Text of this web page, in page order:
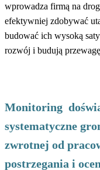
wprowadza firmą na
efektywniej zdobywać
budować ich wysoką
rozwój i budują
Monitoring
systematyczne
zwrotnej od
postrzegania i